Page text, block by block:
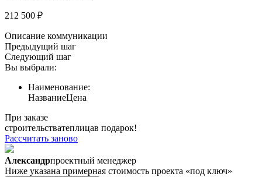
212 500 ₽
Описание коммуникации
Предыдущий шаг
Следующий шаг
Вы выбрали:
Наименование:
НазваниеЦена
При заказе
строительстватеплицав подарок!
Рассчитать заново
Александрпроектный менеджер
Ниже указана примерная стоимость проекта «под ключ»